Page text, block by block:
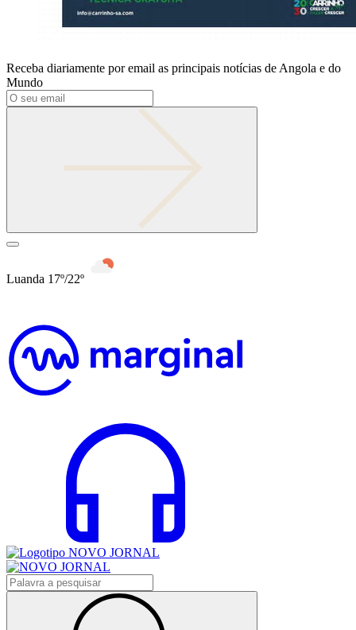
Receba diariamente por email as principais notícias de Angola e do
Mundo
Luanda 17º/22º